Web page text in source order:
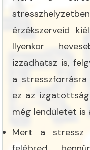
érzékszerveid
Ilyenkor
izzadhatsz is,
a
ez az
még lendületet is
Mert a stressz